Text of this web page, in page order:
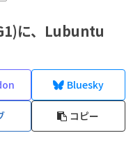
に、Lubuntu
Bluesky
コピー